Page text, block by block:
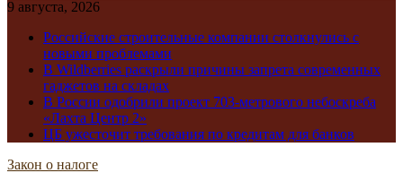
9 августа, 2026
Российские строительные компании столкнулись с
новыми проблемами
В Wildberries раскрыли причины запрета современных
гаджетов на складах
В России одобрили проект 703-метрового небоскреба
«Лахта Центр 2»
ЦБ ужесточит требования по кредитам для банков
Закон о налоге